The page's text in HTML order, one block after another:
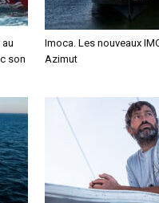
son
Imoca. Les nouveaux
Azimut